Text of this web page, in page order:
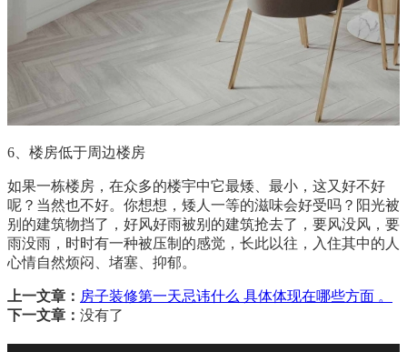
6、楼房低于周边楼房
如果一栋楼房，在众多的楼宇中它最矮、最小，这又好不好
呢？当然也不好。你想想，矮人一等的滋味会好受吗？阳光被
别的建筑物挡了，好风好雨被别的建筑抢去了，要风没风，要
雨没雨，时时有一种被压制的感觉，长此以往，入住其中的人
心情自然烦闷、堵塞、抑郁。
上一文章： 房子装修第一天忌讳什么 具体体现在哪些方面 。
下一文章： 没有了